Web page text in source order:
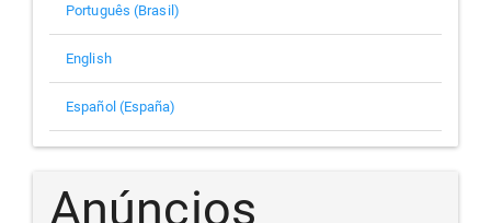
Português (Brasil)
English
Español (España)
Anúncios